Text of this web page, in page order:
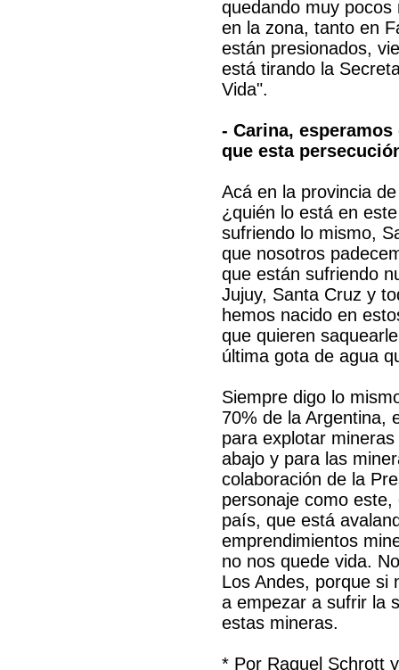
quedando muy pocos
en la zona, tanto en
están presionados,
está tirando la
Vida".
- Carina,
que esta
Acá en la provincia
¿quién lo está en
sufriendo lo mismo,
que nosotros
que están sufriendo
Jujuy, Santa Cruz y
hemos nacido en
que quieren
última gota de agua
Siempre digo lo
70% de la Argentina,
para explotar
abajo y para las
colaboración de la
personaje como
país, que está
emprendimientos
no nos quede vida.
Los Andes, porque si
a empezar a sufrir la
estas mineras.
* Por Raquel Schrott